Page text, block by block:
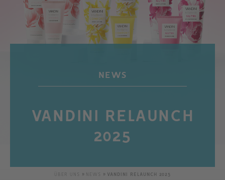
NEWS
VANDINI RELAUNCH
2025
ÜBER UNS VANDINI RELAUNCH 2025